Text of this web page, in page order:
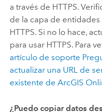
a través de HTTPS.
de la capa de entidades
HTTPS. Si no lo hace,
para usar HTTPS. Para
artículo de soporte
actualizar una URL de
existente de ArcGIS
¿Puedo copiar datos